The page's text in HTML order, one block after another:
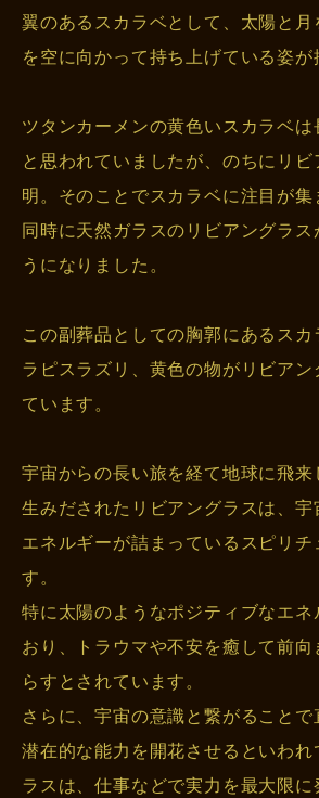
翼のあるスカラベとして、太陽と
を空に向かって持ち上げている姿が
ツタンカーメンの黄色いスカラベは
と思われていましたが、のちにリ
明。そのことでスカラベに注目が集
同時に天然ガラスのリビアングラス
うになりました。
この副葬品としての胸郭にあるス
ラピスラズリ、黄色の物がリビア
ています。
宇宙からの長い旅を経て地球に飛来
生みだされたリビアングラスは、宇
エネルギーが詰まっているスピリ
す。
特に太陽のようなポジティブなエネ
おり、トラウマや不安を癒して前向
らすとされています。
さらに、宇宙の意識と繋がることで
潜在的な能力を開花させるといわ
ラスは、仕事などで実力を最大限